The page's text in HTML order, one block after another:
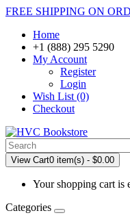
FREE SHIPPING ON
Home
+1 (888) 295 5290
My Account
Register
Login
Wish List (0)
Checkout
View Cart0 item(s) - $0.00
Your shopping cart is
Categories